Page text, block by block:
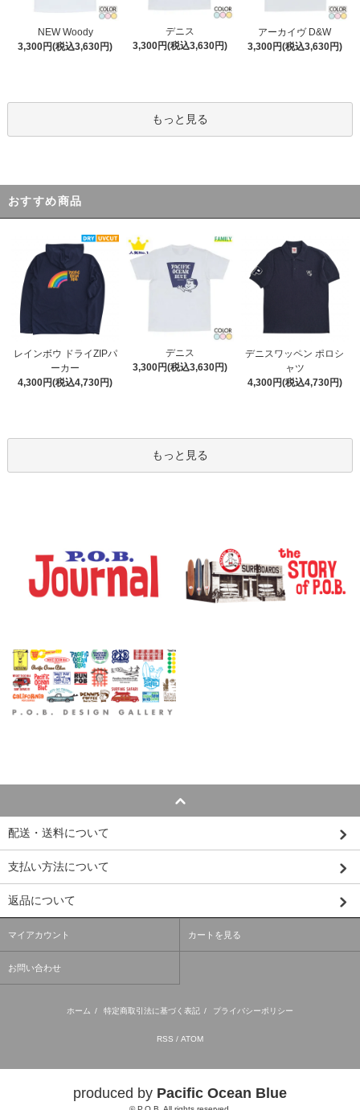
NEW Woody
3,300円(税込3,630円)
デニス
3,300円(税込3,630円)
アーカイヴ D&W
3,300円(税込3,630円)
もっと見る
おすすめ商品
レインボウ ドライZIPパ
ーカー
4,300円(税込4,730円)
デニス
3,300円(税込3,630円)
デニスワッペン ポロシ
ャツ
4,300円(税込4,730円)
もっと見る
配送・送料について
支払い方法について
返品について
マイアカウント カートを見る
お問い合わせ
ホーム / 特定商取引法に基づく表記 / プライバシーポリシー
RSS / ATOM
produced by Pacific Ocean Blue